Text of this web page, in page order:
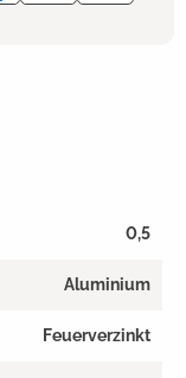
0,5
Aluminium
Feuerverzinkt